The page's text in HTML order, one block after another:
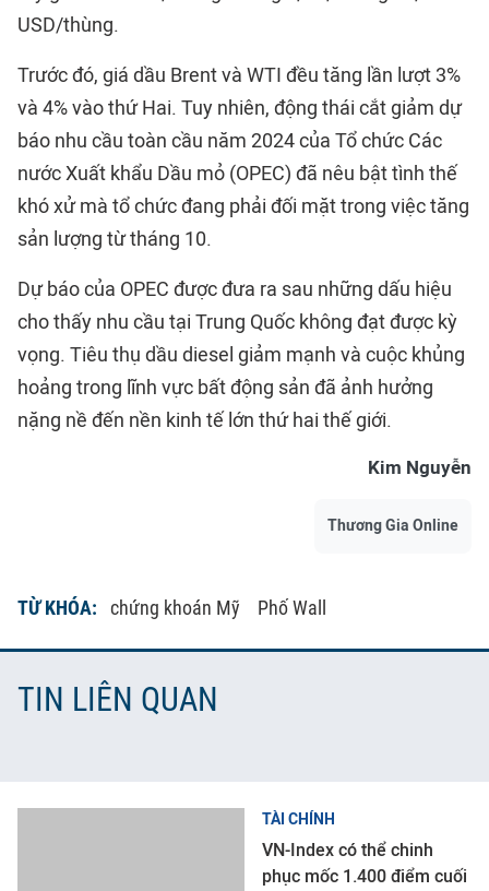
USD/thùng.
Trước đó, giá dầu Brent và WTI đều tăng lần lượt 3%
và 4% vào thứ Hai. Tuy nhiên, động thái cắt giảm dự
báo nhu cầu toàn cầu năm 2024 của Tổ chức Các
nước Xuất khẩu Dầu mỏ (OPEC) đã nêu bật tình thế
khó xử mà tổ chức đang phải đối mặt trong việc tăng
sản lượng từ tháng 10.
Dự báo của OPEC được đưa ra sau những dấu hiệu
cho thấy nhu cầu tại Trung Quốc không đạt được kỳ
vọng. Tiêu thụ dầu diesel giảm mạnh và cuộc khủng
hoảng trong lĩnh vực bất động sản đã ảnh hưởng
nặng nề đến nền kinh tế lớn thứ hai thế giới.
Kim Nguyễn
Thương Gia Online
TỪ KHÓA: chứng khoán Mỹ Phố Wall
TIN LIÊN QUAN
TÀI CHÍNH
VN-Index có thể chinh
phục mốc 1.400 điểm cuối